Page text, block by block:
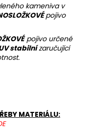
kameniva v
pojivo
pojivo určené
stabilnízaručující
MATERIÁLU: